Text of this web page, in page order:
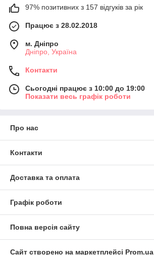
97% позитивних з 157 відгуків за рік
Працює з 28.02.2018
м. Дніпро
Дніпро, Україна
Контакти
Сьогодні працює з 10:00 до 19:00
Показати весь графік роботи
Про нас
Контакти
Доставка та оплата
Графік роботи
Повна версія сайту
Сайт створено на маркетплейсі Prom.ua